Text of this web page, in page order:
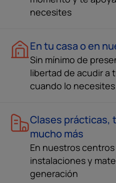
necesites
En tu casa o en
Sin mínimo de
libertad de acudir a
cuando lo necesites
Clases prácticas,
mucho más
En nuestros
instalaciones y
generación